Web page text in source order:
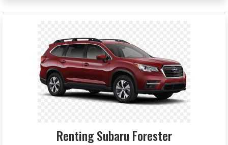
Renting Subaru Forester